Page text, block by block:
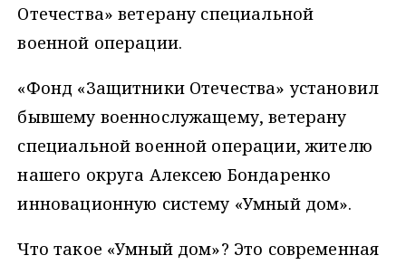
Отечества» ветерану специальной
военной операции.
«Фонд «Защитники Отечества» установил
бывшему военнослужащему, ветерану
специальной военной операции, жителю
нашего округа Алексею Бондаренко
инновационную систему «Умный дом».
Что такое «Умный дом»? Это современная